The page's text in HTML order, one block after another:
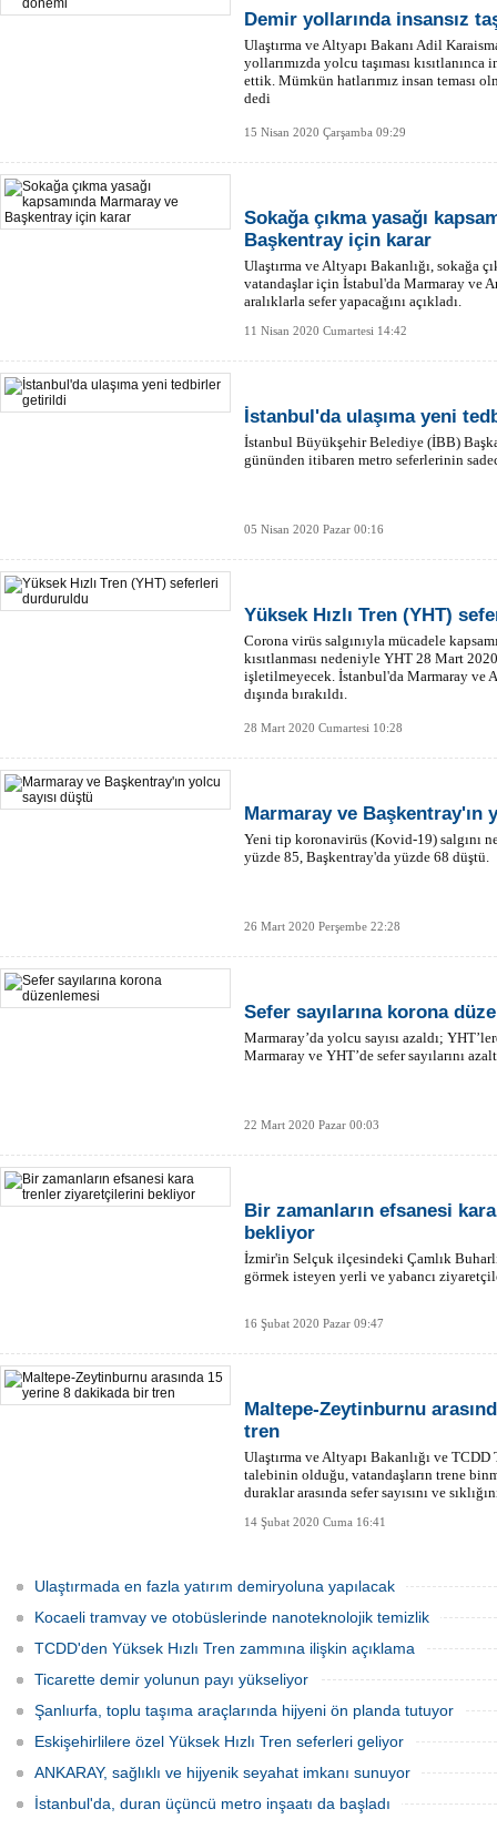
Demir yollarında insansız
Ulaştırma ve Altyapı Bakanı Adil
yollarımızda yolcu taşıması kısıtlanınca
ettik. Mümkün hatlarımız insan teması
dedi
15 Nisan 2020 Çarşamba 09:29
Sokağa çıkma yasağı
Başkentray için karar
Ulaştırma ve Altyapı Bakanlığı, sokağa
vatandaşlar için İstabul'da Marmaray ve
aralıklarla sefer yapacağını açıkladı.
11 Nisan 2020 Cumartesi 14:42
İstanbul'da ulaşıma yeni
İstanbul Büyükşehir Belediye (İBB)
gününden itibaren metro seferlerinin
05 Nisan 2020 Pazar 00:16
Yüksek Hızlı Tren (YHT)
Corona virüs salgınıyla mücadele
kısıtlanması nedeniyle YHT 28 Mart
işletilmeyecek. İstanbul'da Marmaray ve
dışında bırakıldı.
28 Mart 2020 Cumartesi 10:28
Marmaray ve Başkentray'ın
Yeni tip koronavirüs (Kovid-19) salgını
yüzde 85, Başkentray'da yüzde 68 düştü.
26 Mart 2020 Perşembe 22:28
Sefer sayılarına korona
Marmaray’da yolcu sayısı azaldı;
Marmaray ve YHT’de sefer sayılarını
22 Mart 2020 Pazar 00:03
Bir zamanların efsanesi
bekliyor
İzmir'in Selçuk ilçesindeki Çamlık
görmek isteyen yerli ve yabancı
16 Şubat 2020 Pazar 09:47
Maltepe-Zeytinburnu
tren
Ulaştırma ve Altyapı Bakanlığı ve
talebinin olduğu, vatandaşların trene
duraklar arasında sefer sayısını ve
14 Şubat 2020 Cuma 16:41
Ulaştırmada en fazla yatırım demiryoluna yapılacak
Kocaeli tramvay ve otobüslerinde nanoteknolojik temizlik
TCDD'den Yüksek Hızlı Tren zammına ilişkin açıklama
Ticarette demir yolunun payı yükseliyor
Şanlıurfa, toplu taşıma araçlarında hijyeni ön planda tutuyor
Eskişehirlilere özel Yüksek Hızlı Tren seferleri geliyor
ANKARAY, sağlıklı ve hijyenik seyahat imkanı sunuyor
İstanbul'da, duran üçüncü metro inşaatı da başladı